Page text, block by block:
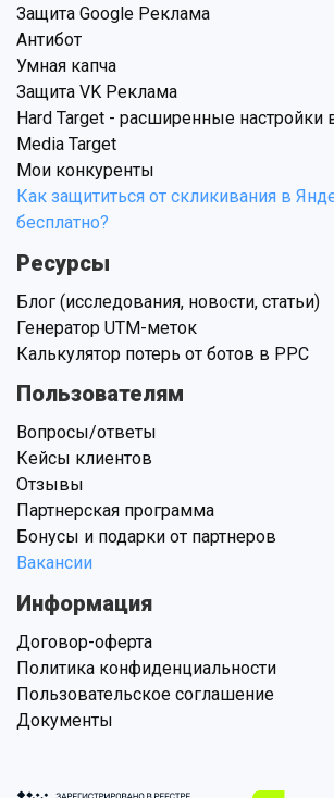
Защита Google Реклама
Антибот
Умная капча
Защита VK Реклама
Hard Target - расширенные настройки
Media Target
Мои конкуренты
Как защититься от скликивания в
бесплатно?
Ресурсы
Блог (исследования, новости, статьи)
Генератор UTM-меток
Калькулятор потерь от ботов в PPC
Пользователям
Вопросы/ответы
Кейсы клиентов
Отзывы
Партнерская программа
Бонусы и подарки от партнеров
Вакансии
Информация
Договор-оферта
Политика конфиденциальности
Пользовательское соглашение
Документы